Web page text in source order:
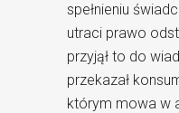
spełnieniu
utraci prawo
przyjął to do
przekazał
którym mowa w